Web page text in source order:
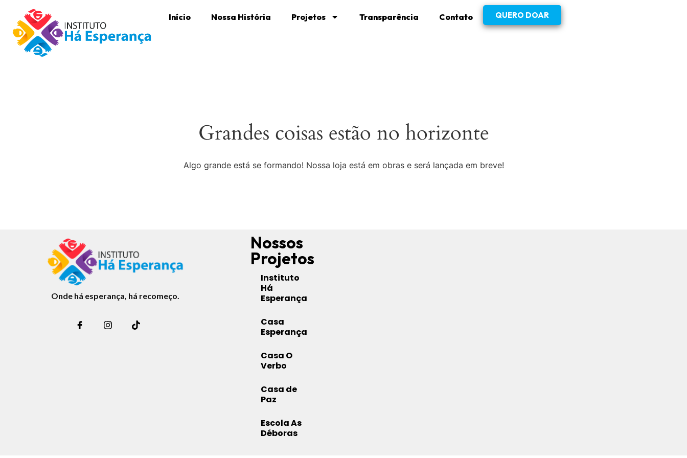
Início Nossa História Projetos Transparência Contato QUERO DOAR
Grandes coisas estão no horizonte
Algo grande está se formando! Nossa loja está em obras e será lançada em breve!
Onde há esperança, há recomeço.
Nossos
Projetos
Instituto
Há
Esperança
Casa
Esperança
Casa O
Verbo
Casa de
Paz
Escola As
Déboras